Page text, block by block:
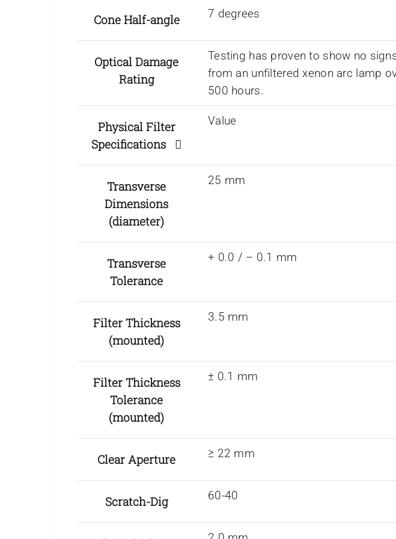
Cone Half-angle 7 degrees
Optical Damage
Rating
Testing has proven to show no
from an unfiltered xenon arc lamp
500 hours.
Physical Filter
Specifications
Value
Transverse
Dimensions
(diameter)
25 mm
Transverse
Tolerance
+ 0.0 / – 0.1 mm
Filter Thickness
(mounted)
3.5 mm
Filter Thickness
Tolerance
(mounted)
± 0.1 mm
Clear Aperture ≥ 22 mm
Scratch-Dig 60-40